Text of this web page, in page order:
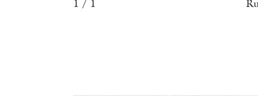
1 / 1